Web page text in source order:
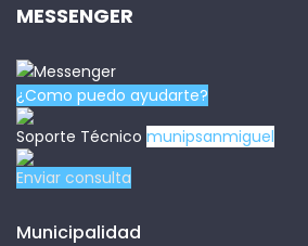
MESSENGER
¿Como puedo ayudarte?
Soporte Técnico munipsanmiguel
Enviar consulta
Municipalidad